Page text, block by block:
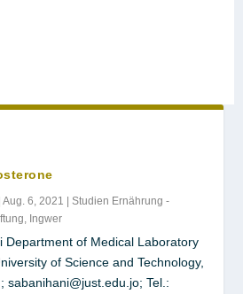
|Aug. 6, 2021 |Studien Ernährung -
, Ingwer
Department of Medical Laboratory
of Science and Technology,
sabanihani@just.edu.jo; Tel.: